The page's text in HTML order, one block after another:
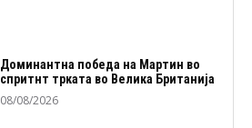
Доминантна победа на Мартин во
спритнт трката во Велика Британија
08/08/2026